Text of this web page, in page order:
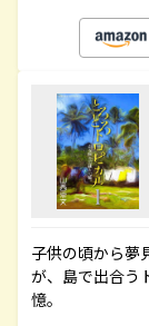
子供の頃から夢
が、島で出合う
憶。